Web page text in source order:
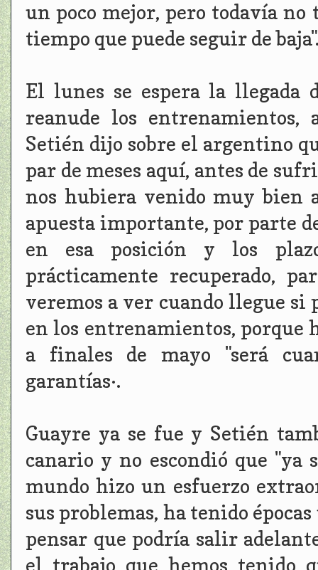
un poco mejor, pero todavía
tiempo que puede seguir de
El lunes se espera la llegada
reanude los
Setién dijo sobre el argentino
par de meses aquí, antes de
nos hubiera venido muy bien
apuesta importante, por parte
en esa posición y los
prácticamente recuperado,
veremos a ver cuando llegue
en los entrenamientos, porque
a finales de mayo "será
garantías·.
Guayre ya se fue y Setién
canario y no escondió que "ya
mundo hizo un esfuerzo
sus problemas, ha tenido
pensar que podría salir
el trabajo que hemos